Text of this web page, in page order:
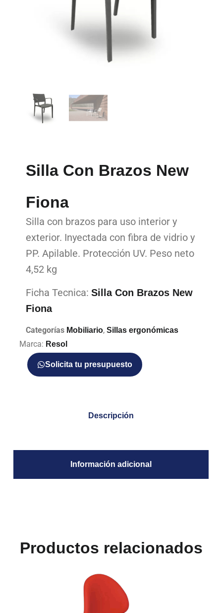
Silla Con Brazos New
Fiona
Silla con brazos para uso interior y
exterior. Inyectada con fibra de vidrio y
PP. Apilable. Protección UV. Peso neto
4,52 kg
Ficha Tecnica: Silla Con Brazos New
Fiona
Categorías Mobiliario, Sillas ergonómicas
Marca: Resol
Solicita tu presupuesto
Descripción
Información adicional
Productos relacionados